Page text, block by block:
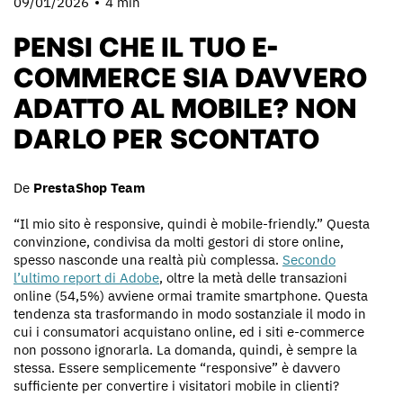
PENSI CHE IL TUO E-
COMMERCE SIA DAVVERO
ADATTO AL MOBILE? NON
DARLO PER SCONTATO
De PrestaShop Team
“Il mio sito è responsive, quindi è mobile-friendly.” Questa
convinzione, condivisa da molti gestori di store online,
spesso nasconde una realtà più complessa. Secondo
l’ultimo report di Adobe, oltre la metà delle transazioni
online (54,5%) avviene ormai tramite smartphone. Questa
tendenza sta trasformando in modo sostanziale il modo in
cui i consumatori acquistano online, ed i siti e-commerce
non possono ignorarla. La domanda, quindi, è sempre la
stessa. Essere semplicemente “responsive” è davvero
sufficiente per convertire i visitatori mobile in clienti?